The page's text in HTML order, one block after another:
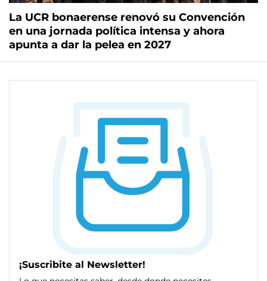
La UCR bonaerense renovó su Convención
en una jornada política intensa y ahora
apunta a dar la pelea en 2027
¡Suscribite al Newsletter!